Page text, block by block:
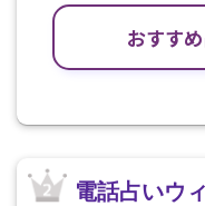
おすす
電話占いウ